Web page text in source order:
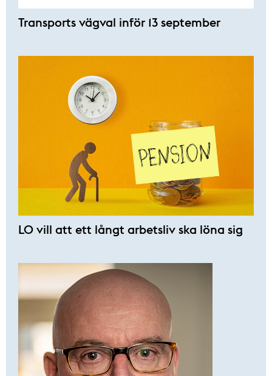
Transports vägval inför 13 september
LO vill att ett långt arbetsliv ska löna sig